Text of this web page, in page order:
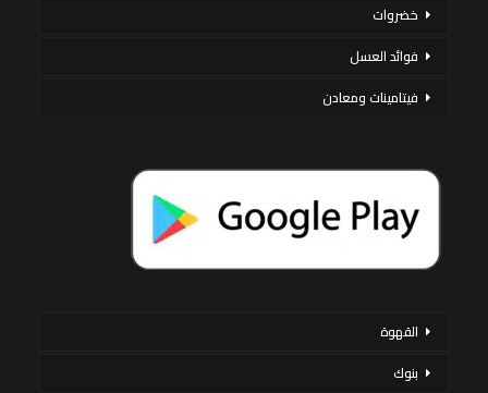
خضروات
فوائد العسل
فيتامينات ومعادن
القهوة
بنوك